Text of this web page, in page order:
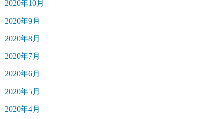
2020年10月
2020年9月
2020年8月
2020年7月
2020年6月
2020年5月
2020年4月